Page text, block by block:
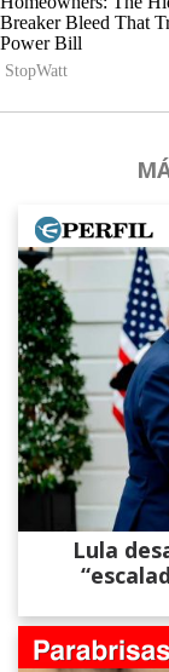
Lula